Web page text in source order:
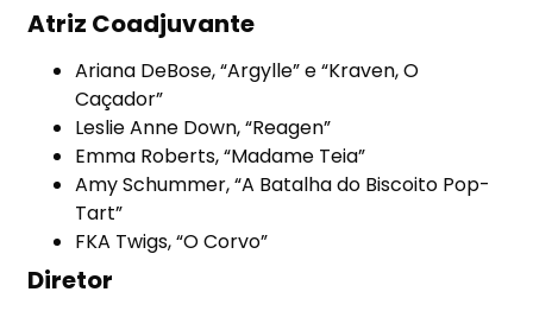
Atriz Coadjuvante
Ariana DeBose, “Argylle” e “Kraven, O
Caçador”
Leslie Anne Down, “Reagen”
Emma Roberts, “Madame Teia”
Amy Schummer, “A Batalha do Biscoito Pop-
Tart”
FKA Twigs, “O Corvo”
Diretor